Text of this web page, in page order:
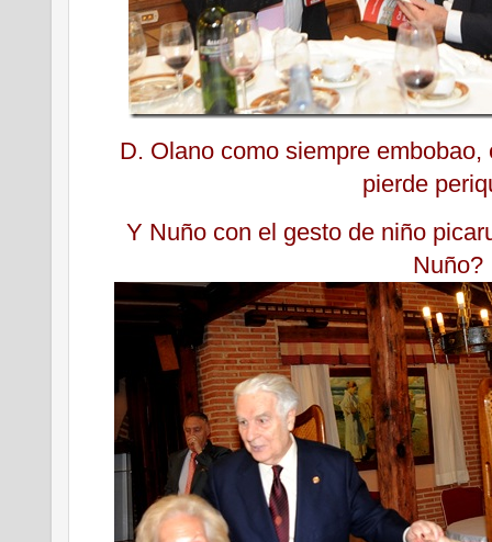
D. Olano como siempre
pierde
Y Nuño con el gesto de niño
Nuño?